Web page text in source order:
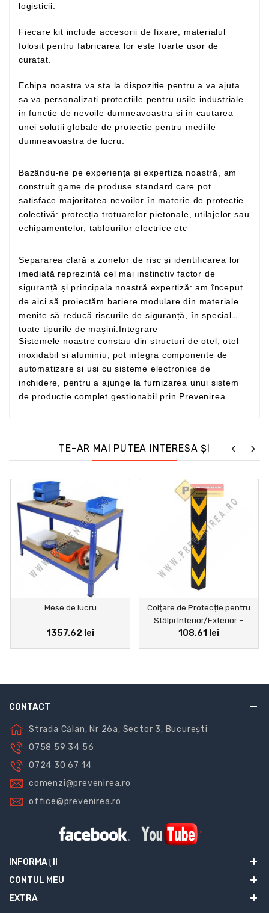
logisticii.
Fiecare kit include accesorii de fixare; materialul
folosit pentru fabricarea lor este foarte usor de
curatat.
Echipa noastra va sta la dispozitie pentru a va ajuta
sa va personalizati protectiile pentru usile industriale
in functie de nevoile dumneavoastra si in cautarea
unei solutii globale de protectie pentru mediile
dumneavoastra de lucru.
Bazându-ne pe experiența și expertiza noastră, am
construit game de produse standard care pot
satisface majoritatea nevoilor în materie de protecție
colectivă: protecția trotuarelor pietonale, utilajelor sau
echipamentelor, tablourilor electrice etc
Separarea clară a zonelor de risc și identificarea lor
imediată reprezintă cel mai instinctiv factor de
siguranță și principala noastră expertiză: am început
de aici să proiectăm bariere modulare din materiale
menite să reducă riscurile de siguranță, în special
toate tipurile de mașini.Integrare
Sistemele noastre constau din structuri de otel, otel
inoxidabil si aluminiu, pot integra componente de
automatizare si usi cu sisteme electronice de
inchidere, pentru a ajunge la furnizarea unui sistem
de productie complet gestionabil prin Prevenirea.
TE-AR MAI PUTEA INTERESA ȘI
Mese de lucru
1357.62 lei
Colțare de Protecție pentru
Stâlpi Interior/Exterior –
Previn Deteriorarea
108.61 lei
CONTACT
Strada Călan, Nr 26a, Sector 3, București
0758 59 34 56
0724 30 67 14
comenzi@prevenirea.ro
office@prevenirea.ro
INFORMAŢII
CONTUL MEU
EXTRA